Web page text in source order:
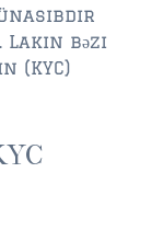
Lakin bəzi
(KYC)